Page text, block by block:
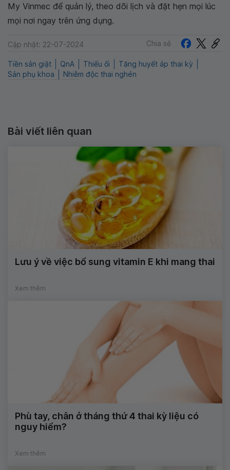
My Vinmec để quản lý, theo dõi lịch và đặt hẹn mọi lúc
mọi nơi ngay trên ứng dụng.
Cập nhật: 22-07-2024 Chia sẻ
Tiền sản giật QnA Thiếu ối
Tăng huyết áp thai kỳ
Sản phụ khoa
Nhiễm độc thai nghén
Bài viết liên quan
Lưu ý về việc bổ sung vitamin E khi mang thai
Xem thêm
Phù tay, chân ở tháng thứ 4 thai kỳ liệu có
nguy hiểm?
Xem thêm